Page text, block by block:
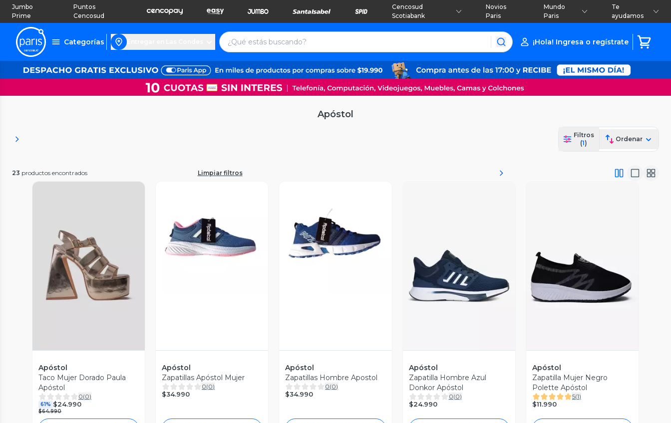
Jumbo
Prime
Puntos
Cencosud
Cencosud
Scotiabank
Novios
Paris
Mundo
Paris
Te
ayudamos
Categorías ¡Hola! Ingresa o regístrate
Apóstol
Filtros
(1)
Ordenar
23 productos encontrados Limpiar filtros
Vista Previa
Apóstol
Taco Mujer Dorado Paula
Apóstol
0(0)
61% $24.990
$64.990
Vista Previa
Apóstol
Zapatillas Apóstol Mujer
0(0)
$34.990
Vista Previa
Apóstol
Zapatillas Hombre Apostol
0(0)
$34.990
Vista Previa
Apóstol
Zapatilla Hombre Azul
Donkor Apóstol
0(0)
$24.990
Vista Previa
Apóstol
Zapatilla Mujer Negro
Polette Apóstol
5(1)
$11.990